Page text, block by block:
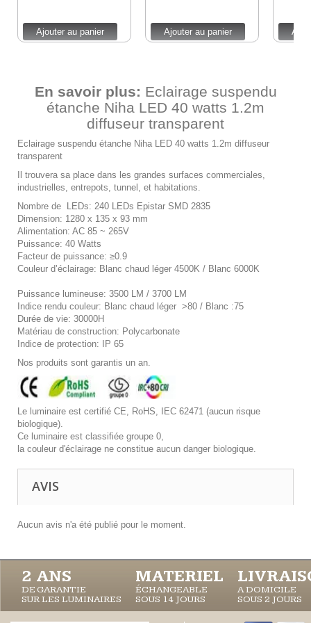
Ajouter au panier Ajouter au panier
En savoir plus: Eclairage suspendu
étanche Niha LED 40 watts 1.2m
diffuseur transparent
Eclairage suspendu étanche Niha LED 40 watts 1.2m diffuseur
transparent
Il trouvera sa place dans les grandes surfaces commerciales,
industrielles, entrepots, tunnel, et habitations.
Nombre de LEDs: 240 LEDs Epistar SMD 2835
Dimension: 1280 x 135 x 93 mm
Alimentation: AC 85 ~ 265V
Puissance: 40 Watts
Facteur de puissance: ≥0.9
Couleur d’éclairage: Blanc chaud léger 4500K / Blanc 6000K
Puissance lumineuse: 3500 LM / 3700 LM
Indice rendu couleur: Blanc chaud léger >80 / Blanc :75
Durée de vie: 30000H
Matériau de construction: Polycarbonate
Indice de protection: IP 65
Nos produits sont garantis un an.
Le luminaire est certifié CE, RoHS, IEC 62471 (aucun risque
biologique).
Ce luminaire est classifiée groupe 0,
la couleur d'éclairage ne constitue aucun danger biologique.
AVIS
Aucun avis n'a été publié pour le moment.
2 ANS
DE GARANTIE
SUR LES LUMINAIRES
MATERIEL
ÉCHANGEABLE
SOUS 14 JOURS
A DOMICILE
SOUS 2 JOURS